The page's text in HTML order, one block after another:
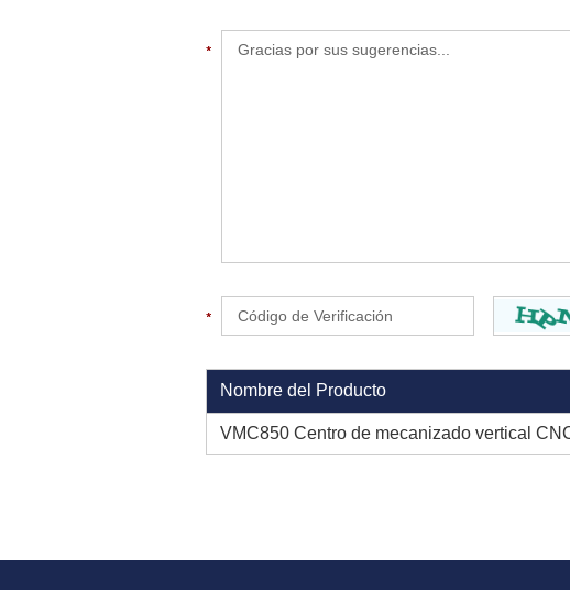
Nombre del Producto
VMC850 Centro de mecanizado vertical